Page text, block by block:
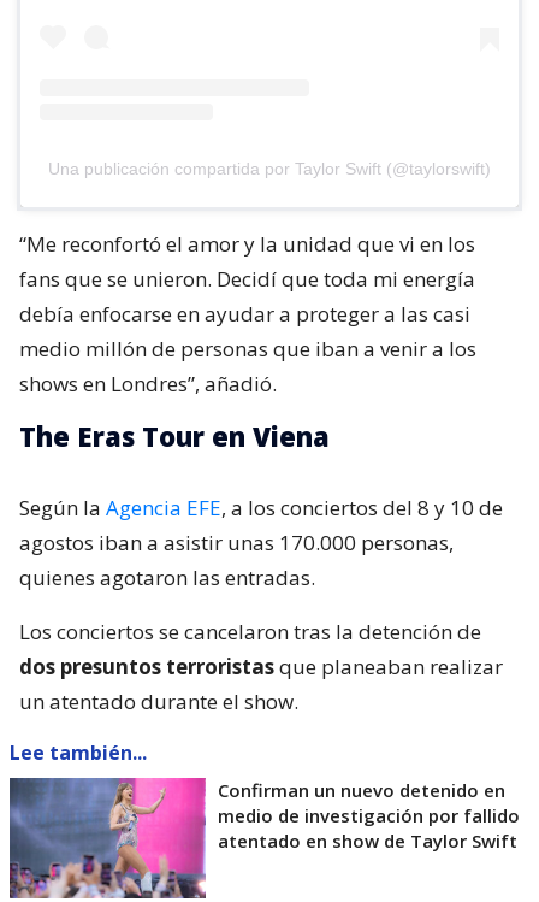
Una publicación compartida por Taylor Swift (@taylorswift)
“Me reconfortó el amor y la unidad que vi en los
fans que se unieron. Decidí que toda mi energía
debía enfocarse en ayudar a proteger a las casi
medio millón de personas que iban a venir a los
shows en Londres”, añadió.
The Eras Tour en Viena
Según la Agencia EFE, a los conciertos del 8 y 10 de
agostos iban a asistir unas 170.000 personas,
quienes agotaron las entradas.
Los conciertos se cancelaron tras la detención de
dos presuntos terroristasque planeaban realizar
un atentado durante el show.
Lee también...
Confirman un nuevo detenido en
medio de investigación por fallido
atentado en show de Taylor Swift